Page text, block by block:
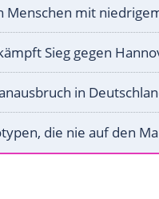
Menschen mit
Sieg gegen
in
die nie auf den